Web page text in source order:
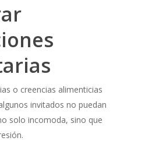
o creencias alimenticias
invitados no puedan
solo incomoda, sino que